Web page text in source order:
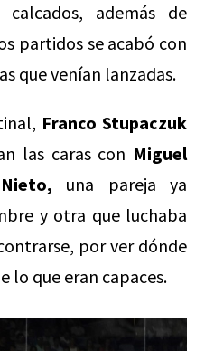
además de
partidos se acabó con
que venían lanzadas.
Franco Stupaczuk
las caras con Miguel
una pareja ya
y otra que luchaba
por ver dónde
lo que eran capaces.